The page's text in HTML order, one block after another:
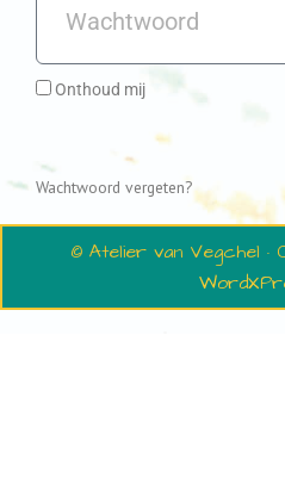
Onthoud mij
Wachtwoord vergeten?
© Atelier van Vegchel ·